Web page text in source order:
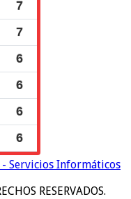
Servicios Informáticos
RESERVADOS.